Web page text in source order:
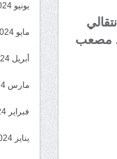
مصعب
يونيو 2024
مايو 2024
أبريل 2024
مارس 2024
فبراير 2024
يناير 2024